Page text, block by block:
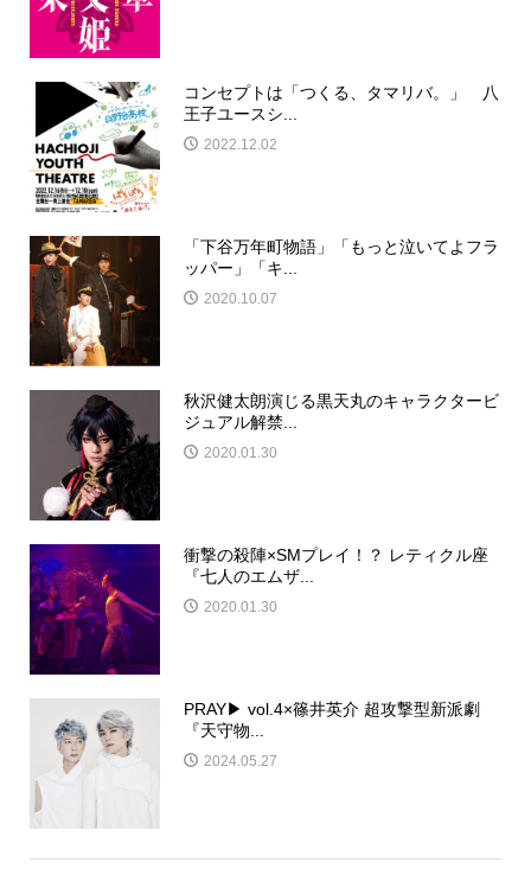
コンセプトは「つくる、タマリバ。」 八
王子ユースシ...
2022.12.02
「下谷万年町物語」「もっと泣いてよフラ
ッパー」「キ...
2020.10.07
秋沢健太朗演じる黒天丸のキャラクタービ
ジュアル解禁...
2020.01.30
衝撃の殺陣×SMプレイ！？ レティクル座
『七人のエムザ...
2020.01.30
PRAY▶ vol.4×篠井英介 超攻撃型新派劇
『天守物...
2024.05.27